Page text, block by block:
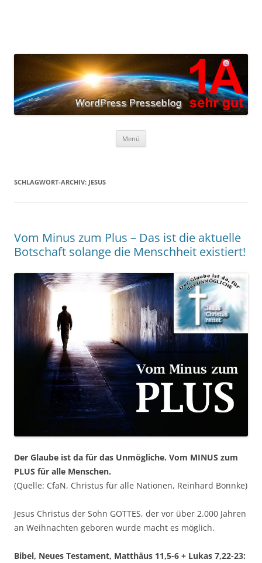
Menü
SCHLAGWORT-ARCHIV: JESUS
Vom Minus zum Plus – Das ist die aktuelle
Botschaft solange die Menschheit existiert!
Der Glaube ist da für das Unmögliche. Vom MINUS zum
PLUS für alle Menschen.
(Quelle: CfaN, Christus für alle Nationen, Reinhard Bonnke)
Jesus Christus der Sohn GOTTES, der vor über 2.000 Jahren
an Weihnachten geboren wurde macht es möglich.
Bibel, Neues Testament, Matthäus 11,5-6 + Lukas 7,22-23: